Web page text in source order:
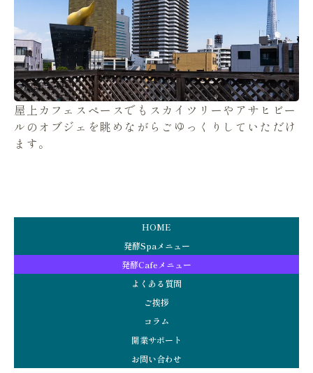
屋上カフェスペースでもスカイツリーやアサヒビー
ルのオブジェを眺めながらごゆっくりしていただけ
ます。
HOME
発酵Spaメニュー
発酵Cafeメニュー
よくある質問
ご挨拶
コラム
開業サポート
お問い合わせ